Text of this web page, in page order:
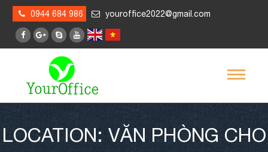
0944 684 986 youroffice2022@gmail.com
LOCATION: VĂN PHÒNG CHO